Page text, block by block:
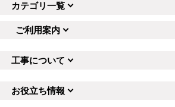
カテゴリ一覧
ご利用案内
工事について
お役立ち情報